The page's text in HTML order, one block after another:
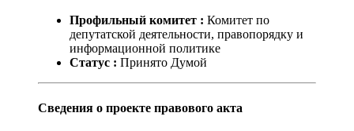
Профильный комитет : Комитет по
депутатской деятельности, правопорядку и
информационной политике
Статус : Принято Думой
Сведения о проекте правового акта